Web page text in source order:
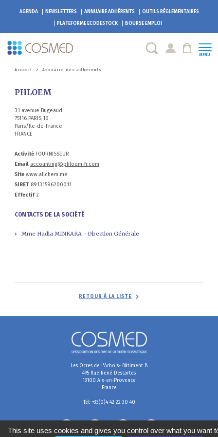
AGENDA NEWSLETTERS ANNUAIRE ADHÉRENTS
OUTILS RÉGLEMENTAIRES
PLATEFORMEECODESTOCK BOURSE EMPLOI
MENU
Accueil > Annuaire des adhérents
PHLOEM
31 avenue Bugeaud
75116 PARIS 16
Paris/Ile-de-France
FRANCE
Activité FOURNISSEUR
Email accounting@phloem-fr.com
Site www.allchem.me
SIRET 89131596200011
Effectif2
CONTACTS DE LA SOCIÉTÉ
Mme Hadia MINKARA - Direction Générale
RETOUR À LA LISTE
Les Ocres de l'Arbois- Bâtiment B
495 Rue René Descartes
13100 Aix-en-Provence
France
Tél: +33(0)4 42 22 30 40
This site uses cookies and gives you control over what you want